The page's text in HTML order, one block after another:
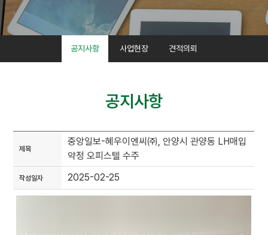
공지사항 사업현장 견적의뢰
공지사항
제목
중앙일보-혜우이엔씨㈜, 안양시 관양동 LH매입
약정 오피스텔 수주
작성일자 2025-02-25